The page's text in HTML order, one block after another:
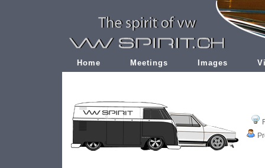
Home Meetings Images